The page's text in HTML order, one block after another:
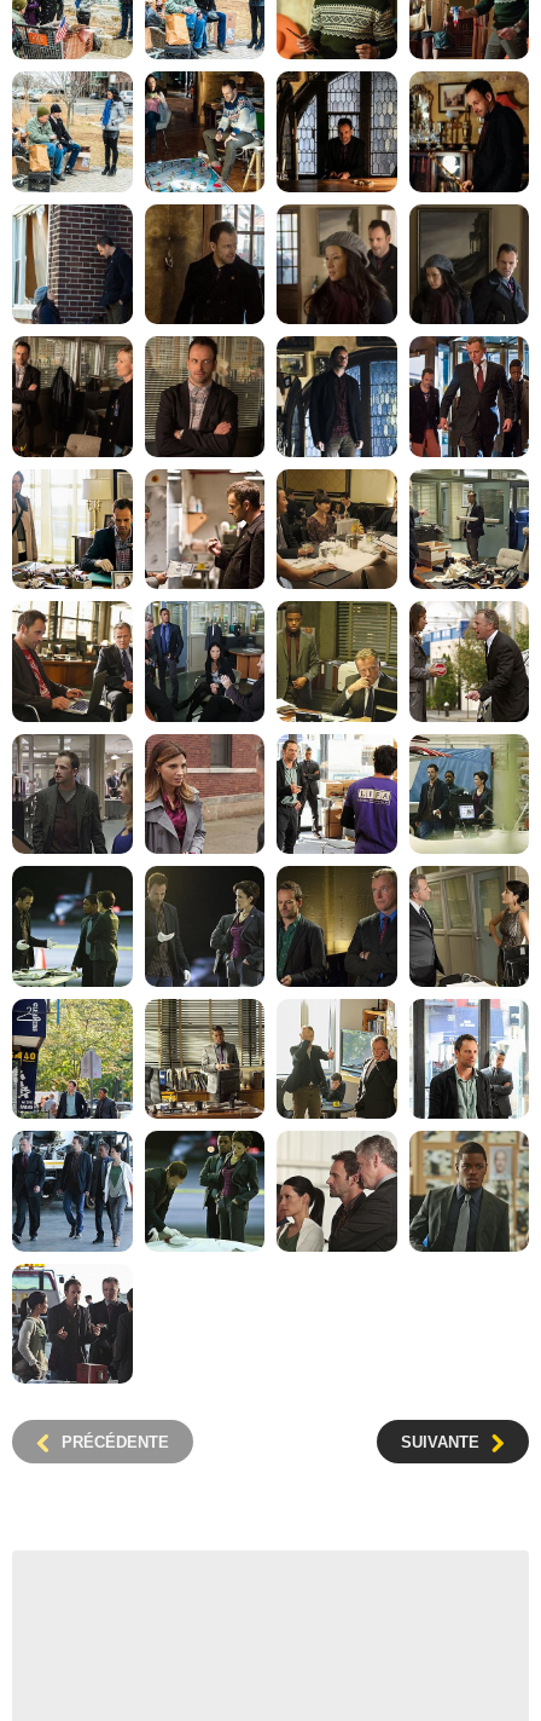
PRÉCÉDENTE SUIVANTE